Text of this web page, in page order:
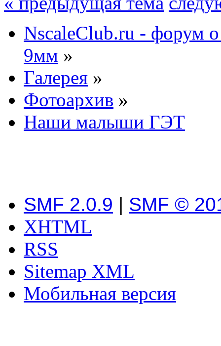
NscaleClub.ru - форум
9мм »
Галерея »
Фотоархив »
Наши малыши ГЭТ
SMF 2.0.9 | SMF ©
XHTML
RSS
Sitemap XML
Мобильная версия